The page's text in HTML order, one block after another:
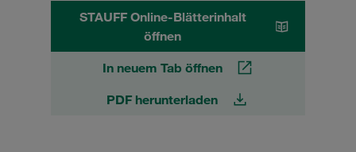
STAUFF Online-Blätterinhalt
öffnen
In neuem Tab öffnen
PDF herunterladen